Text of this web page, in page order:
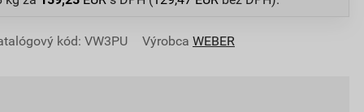
kód: VW3PU Výrobca WEBER